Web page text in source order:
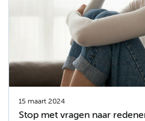
15 maart 2024
Stop met vragen naar